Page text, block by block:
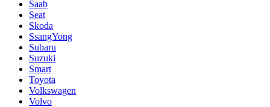
Saab
Seat
Skoda
SsangYong
Subaru
Suzuki
Smart
Toyota
Volkswagen
Volvo